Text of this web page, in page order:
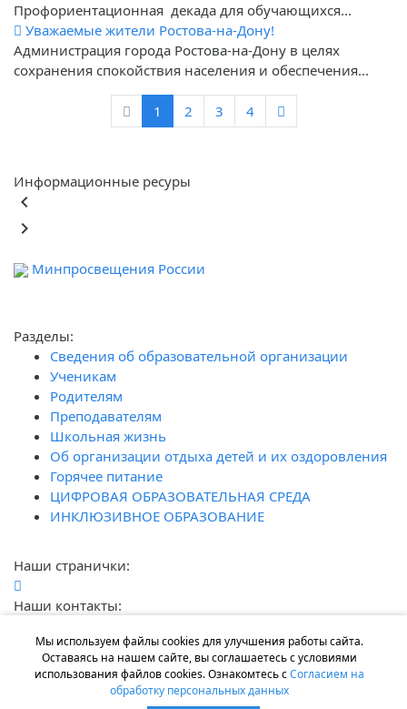
Профориентационная декада для обучающихся...
Уважаемые жители Ростова-на-Дону!
Администрация города Ростова-на-Дону в целях
сохранения спокойствия населения и обеспечения...
1 2 3 4
Информационные ресуры
keyboard_arrow_left
keyboard_arrow_right
Минпросвещения России
Разделы:
Сведения об образовательной организации
Ученикам
Родителям
Преподавателям
Школьная жизнь
Об организации отдыха детей и их оздоровления
Горячее питание
ЦИФРОВАЯ ОБРАЗОВАТЕЛЬНАЯ СРЕДА
ИНКЛЮЗИВНОЕ ОБРАЗОВАНИЕ
Наши странички:
Наши контакты:
+7 (863) 200-33-13
gimnaziya111@mail.ru
Работает на программном
Мы используем файлы cookies для улучшения работы сайта.
Оставаясь на нашем сайте, вы соглашаетесь с условиями
использования файлов cookies. Ознакомтесь сСогласием на
обработку персональных данных